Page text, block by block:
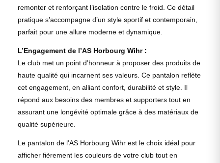
remonter et renforçant l’isolation contre le froid. Ce détail
pratique s’accompagne d’un style sportif et contemporain,
parfait pour une allure moderne et dynamique.
L’Engagement de l’AS Horbourg Wihr :
Le club met un point d’honneur à proposer des produits de
haute qualité qui incarnent ses valeurs. Ce pantalon reflète
cet engagement, en alliant confort, durabilité et style. Il
répond aux besoins des membres et supporters tout en
assurant une longévité optimale grâce à des matériaux de
qualité supérieure.
Le pantalon de l’AS Horbourg Wihr est le choix idéal pour
afficher fièrement les couleurs de votre club tout en